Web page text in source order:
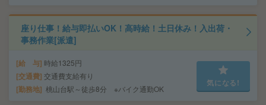
座り仕事！給与即払いOK！高時給！土日休み！入出荷・
事務作業[派遣]
給 与 時給1325円
交通費 交通費支給有り
勤務地 桃山台駅～徒歩8分 ※バイク通勤OK
気になる!